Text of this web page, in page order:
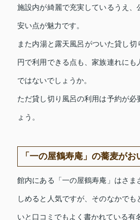
施設内が綺麗で充実しているうえ、
安い点が魅力です。
また内湯と露天風呂がついた貸し切
円で利用できる点も、家族連れにも
ではないでしょうか。
ただ貸し切り風呂の利用は予約が必
ょう。
「一の屋鶴寿庵」の蕎麦がお
館内にある「一の屋鶴寿庵」はさま
しめると人気ですが、そのなかでも
いと口コミでもよく書かれている有